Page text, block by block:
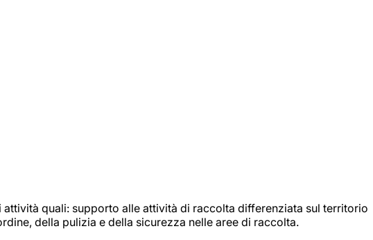
quali: supporto alle attività di raccolta differenziata sul territorio
della pulizia e della sicurezza nelle aree di raccolta.